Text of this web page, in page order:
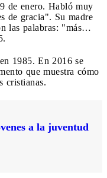
de enero. Habló muy
de gracia". Su madre
las palabras: "más…
1985. En 2016 se
que muestra cómo
cristianas.
a la juventud